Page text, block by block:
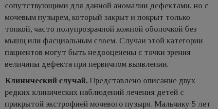
сопутствующими для данной аномалии дефектами, но с
мочевым пузырем, который закрыт и покрыт только
тонкой, часто полупрозрачной кожной оболочкой без
мышц или фасциальным слоем. Случаи этой категории
пациентов могут быть недооценены с точки зрения
величины дефекта при первичном выявлении.
Клинический случай. Представлено описание двух
редких клинических наблюдений лечения детей с
прикрытой экстрофией мочевого пузыря. Мальчику 5 лет